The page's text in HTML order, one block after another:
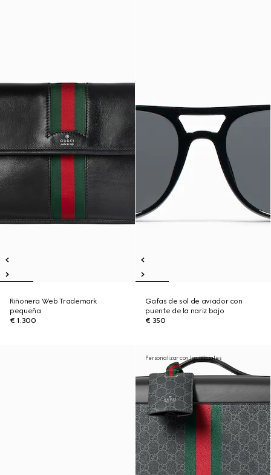
Riñonera Web Trademark
pequeña
€ 1.300
Gafas de sol de aviador con
puente de la nariz bajo
€ 350
Personalizar con las iniciales